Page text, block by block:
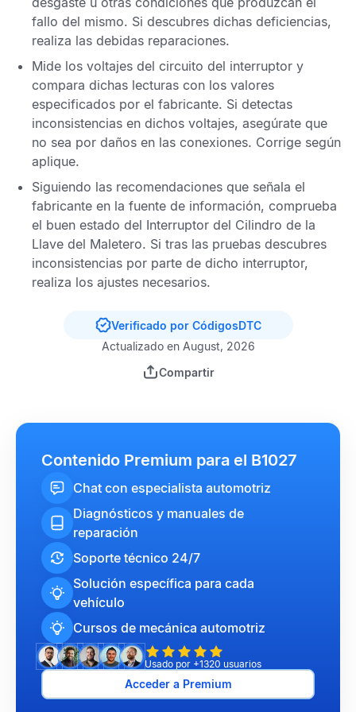
fallo del mismo. Si descubres dichas deficiencias,
realiza las debidas reparaciones.
Mide los voltajes del circuito del interruptor y
compara dichas lecturas con los valores
especificados por el fabricante. Si detectas
inconsistencias en dichos voltajes, asegúrate que
no sea por daños en las conexiones. Corrige según
aplique.
Siguiendo las recomendaciones que señala el
fabricante en la fuente de información, comprueba
el buen estado del Interruptor del Cilindro de la
Llave del Maletero. Si tras las pruebas descubres
inconsistencias por parte de dicho interruptor,
realiza los ajustes necesarios.
Verificado por CódigosDTC
Actualizado en August, 2026
Compartir
Contenido Premium para el B1027
Chat con especialista automotriz
Diagnósticos y manuales de
reparación
Soporte técnico 24/7
Solución específica para cada
vehículo
Cursos de mecánica automotriz
Usado por +1320 usuarios
Acceder a Premium